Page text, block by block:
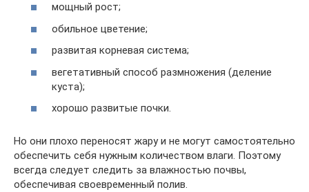
мощный рост;
обильное цветение;
развитая корневая система;
вегетативный способ размножения (деление
куста);
хорошо развитые почки.
Но они плохо переносят жару и не могут самостоятельно
обеспечить себя нужным количеством влаги. Поэтому
всегда следует следить за влажностью почвы,
обеспечивая своевременный полив.